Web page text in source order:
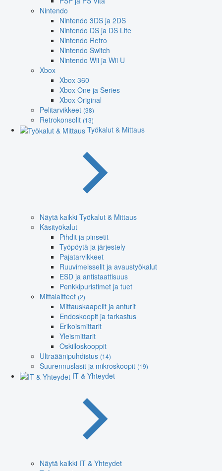
Nintendo
Nintendo 3DS ja 2DS
Nintendo DS ja DS Lite
Nintendo Retro
Nintendo Switch
Nintendo Wii ja Wii U
Xbox
Xbox 360
Xbox One ja Series
Xbox Original
Pelitarvikkeet (38)
Retrokonsolit (13)
Työkalut & Mittaus
Näytä kaikki Työkalut & Mittaus
Käsityökalut
Pihdit ja pinsetit
Työpöytä ja järjestely
Pajatarvikkeet
Ruuvimeisselit ja avaustyökalut
ESD ja antistaattisuus
Penkkipuristimet ja tuet
Mittalaitteet (2)
Mittauskaapelit ja anturit
Endoskoopit ja tarkastus
Erikoismittarit
Yleismittarit
Oskilloskooppit
Ultraäänipuhdistus (14)
Suurennuslasit ja mikroskoopit (19)
IT & Yhteydet
Näytä kaikki IT & Yhteydet